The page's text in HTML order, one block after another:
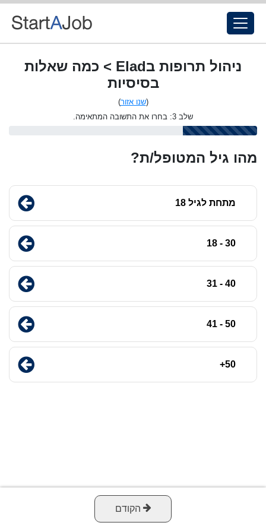
ניהול תרופות בElad > כמה שאלות
בסיסיות
(שנו אזור)
שלב 3: בחרו את התשובה המתאימה.
מהו גיל המטופל/ת?
מתחת לגיל 18
30 - 18
40 - 31
50 - 41
50+
הקודם